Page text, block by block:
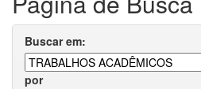
Buscar em:
por